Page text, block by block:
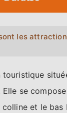
les
se
et le bas